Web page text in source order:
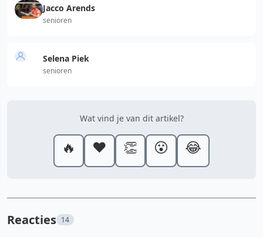
Jacco Arends
senioren
Selena Piek
senioren
Wat vind je van dit artikel?
🔥 ❤️ 👏 😮 😂
Reacties 14